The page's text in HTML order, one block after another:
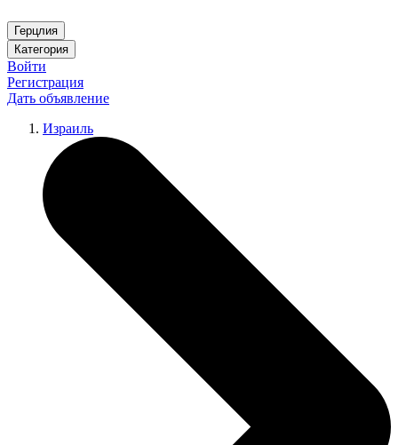
Герцлия
Категория
Войти
Регистрация
Дать объявление
Израиль